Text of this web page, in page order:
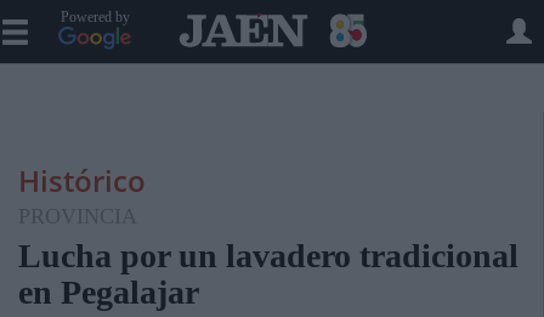
Powered by
Histórico
PROVINCIA
Lucha por un lavadero tradicional
en Pegalajar